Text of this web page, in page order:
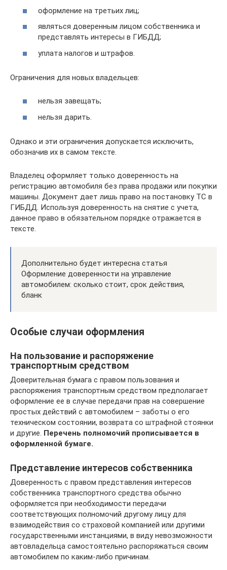
оформление на третьих лиц;
являться доверенным лицом собственника и
представлять интересы в ГИБДД;
уплата налогов и штрафов.
Ограничения для новых владельцев:
нельзя завещать;
нельзя дарить.
Однако и эти ограничения допускается исключить,
обозначив их в самом тексте.
Владелец оформляет только доверенность на
регистрацию автомобиля без права продажи или покупки
машины. Документ дает лишь право на постановку ТС в
ГИБДД. Используя доверенность на снятие с учета,
данное право в обязательном порядке отражается в
тексте.
Дополнительно будет интересна статья
Оформление доверенности на управление
автомобилем: сколько стоит, срок действия,
бланк
Особые случаи оформления
На пользование и распоряжение
транспортным средством
Доверительная бумага с правом пользования и
распоряжения транспортным средством предполагает
оформление ее в случае передачи прав на совершение
простых действий с автомобилем – заботы о его
техническом состоянии, возврата со штрафной стоянки
и другие. Перечень полномочий прописывается в
оформленной бумаге.
Представление интересов собственника
Доверенность с правом представления интересов
собственника транспортного средства обычно
оформляется при необходимости передачи
соответствующих полномочий другому лицу для
взаимодействия со страховой компанией или другими
государственными инстанциями, в виду невозможности
автовладельца самостоятельно распоряжаться своим
автомобилем по каким-либо причинам.